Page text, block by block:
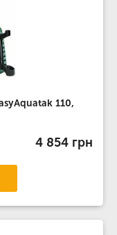
110,
4 854 грн